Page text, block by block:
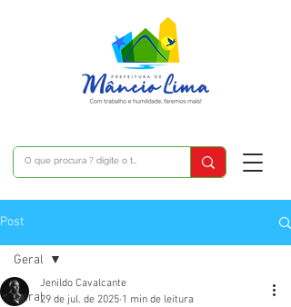
Post
Geral
Geral
Jenildo Cavalcante
29 de jul. de 2025 1 min de leitura